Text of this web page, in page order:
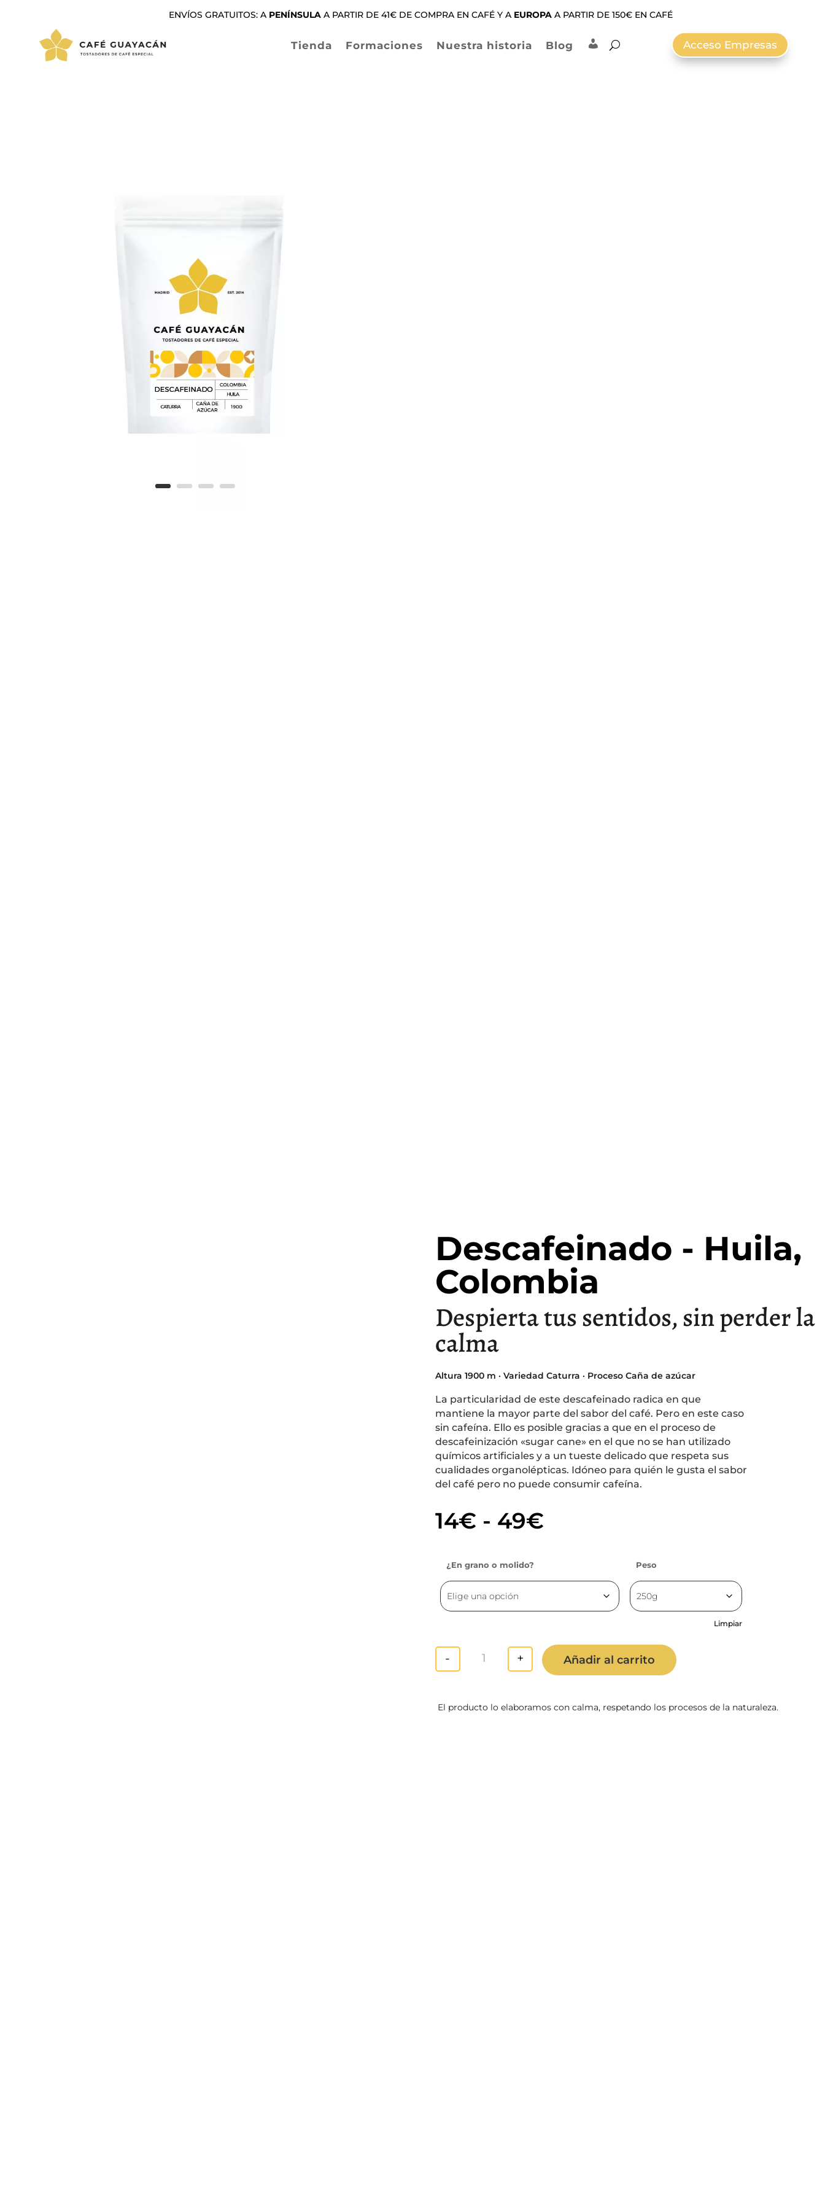
ENVÍOS GRATUITOS: A PENÍNSULAA PARTIR DE 41€ DE COMPRA EN CAFÉ Y A EUROPAA PARTIR DE 150€ EN CAFÉ
Tienda Formaciones Nuestra historia Blog Acceso Empresas
Descafeinado - Huila,
Colombia
Despierta tus sentidos, sin perder la
calma
Altura 1900 m · Variedad Caturra · Proceso Caña de azúcar
La particularidad de este descafeinado radica en que
mantiene la mayor parte del sabor del café. Pero en este caso
sin cafeína. Ello es posible gracias a que en el proceso de
descafeinización «sugar cane» en el que no se han utilizado
químicos artificiales y a un tueste delicado que respeta sus
cualidades organolépticas. Idóneo para quién le gusta el sabor
del café pero no puede consumir cafeína.
14€ - 49€
¿En grano o molido? Peso
Limpiar
Sin Cafeína cantidad
- + Añadir al carrito
El producto lo elaboramos con calma, respetando los procesos de la naturaleza.